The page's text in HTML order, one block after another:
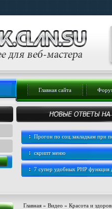
Главная сайта
Прогон по соц.закладкам при
скрипт меню
7 супер удобных PHP функция
Главная» Видео » Красота и